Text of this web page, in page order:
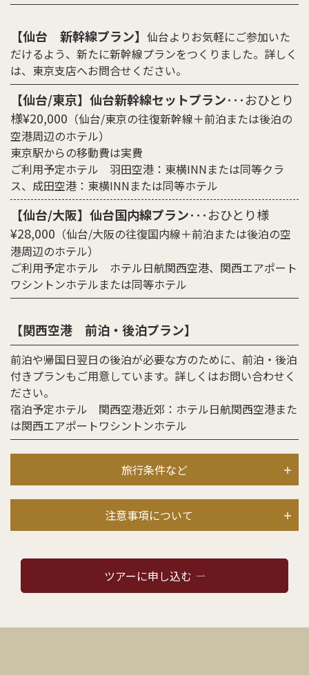
【仙台 新幹線プラン】 仙台よりお気軽にご参加いた
だけるよう、新たに新幹線プランをつくりました。詳しく
は、東京支店へお問合せください。
【仙台/東京】仙台新幹線セットプラン･･･おひとり
様¥20,000 （仙台/東京の往復新幹線＋前泊または後泊の
空港周辺のホテル）
東京駅からの移動費は実費
ご利用予定ホテル 羽田空港：東横INNまたは同等クラ
ス、成田空港：東横INNまたは同等ホテル
【仙台/大阪】仙台国内線プラン･･･おひとり様
¥28,000 （仙台/大阪の往復国内線＋前泊または後泊の空
港周辺のホテル）
ご利用予定ホテル ホテル日航関西空港、関西エアポート
ワシントンホテルまたは同等ホテル
【関西空港 前泊・後泊プラン】
前泊や帰国日翌日の後泊が必要な方のために、前泊・後泊
付きプランもご用意しています。詳しくはお問い合わせく
ださい。
宿泊予定ホテル 関西空港近郊：ホテル日航関西空港また
は関西エアポートワシントンホテル
旅行条件など
注意事項について
ツアーに申し込む